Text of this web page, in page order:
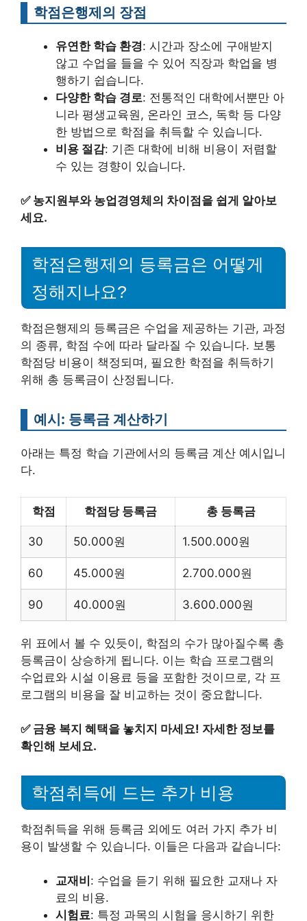
학점은행제의 장점
유연한 학습 환경: 시간과 장소에 구애받지
않고 수업을 들을 수 있어 직장과 학업을 병
행하기 쉽습니다.
다양한 학습 경로: 전통적인 대학에서뿐만 아
니라 평생교육원, 온라인 코스, 독학 등 다양
한 방법으로 학점을 취득할 수 있습니다.
비용 절감: 기존 대학에 비해 비용이 저렴할
수 있는 경향이 있습니다.
✅ 농지원부와 농업경영체의 차이점을 쉽게 알아보
세요.
학점은행제의 등록금은 어떻게
정해지나요?
학점은행제의 등록금은 수업을 제공하는 기관, 과정
의 종류, 학점 수에 따라 달라질 수 있습니다. 보통
학점당 비용이 책정되며, 필요한 학점을 취득하기
위해 총 등록금이 산정됩니다.
예시: 등록금 계산하기
아래는 특정 학습 기관에서의 등록금 계산 예시입니
다.
학점 학점당 등록금 총 등록금
30 50.000원 1.500.000원
60 45.000원 2.700.000원
90 40.000원 3.600.000원
위 표에서 볼 수 있듯이, 학점의 수가 많아질수록 총
등록금이 상승하게 됩니다. 이는 학습 프로그램의
수업료와 시설 이용료 등을 포함한 것이므로, 각 프
로그램의 비용을 잘 비교하는 것이 중요합니다.
✅ 금융 복지 혜택을 놓치지 마세요! 자세한 정보를
확인해 보세요.
학점취득에 드는 추가 비용
학점취득을 위해 등록금 외에도 여러 가지 추가 비
용이 발생할 수 있습니다. 이들은 다음과 같습니다:
교재비 : 수업을 듣기 위해 필요한 교재나 자
료의 비용.
시험료: 특정 과목의 시험을 응시하기 위한